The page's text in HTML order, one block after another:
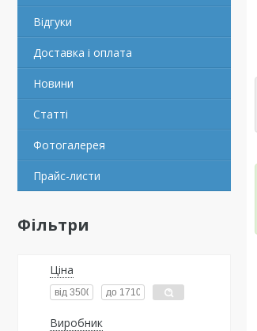
Відгуки
Доставка і оплата
Новини
Статті
Фотогалерея
Прайс-листи
Фільтри
Ціна
Виробник